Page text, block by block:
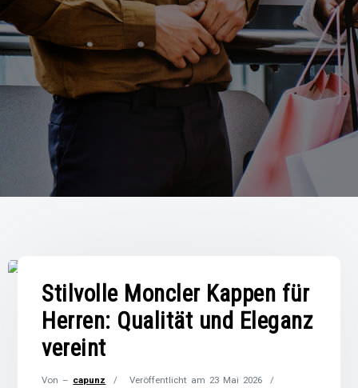
Stilvolle Moncler Kappen für
Herren: Qualität und Eleganz
vereint
Von – capunz Veröffentlicht am 23 Mai 2026